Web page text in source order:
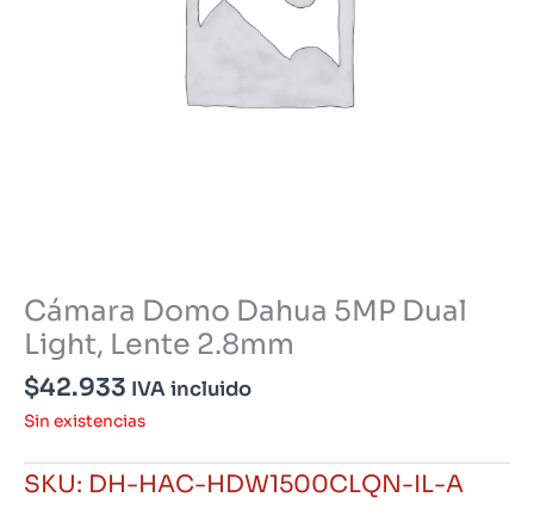
Cámara Domo Dahua 5MP Dual
Light, Lente 2.8mm
$42.933 IVA incluido
Sin existencias
SKU: DH-HAC-HDW1500CLQN-IL-A